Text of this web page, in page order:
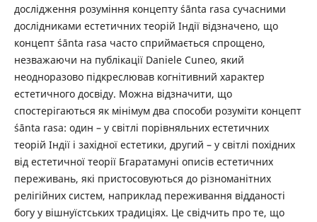
дослідження розуміння концепту śānta rasa сучасними
дослідниками естетичних теорій Індії відзначено, що
концепт śānta rasa часто сприймається спрощено,
незважаючи на публікації Daniele Cuneo, який
неодноразово підкреслював когнітивний характер
естетичного досвіду. Можна відзначити, що
спостерігаються як мінімум два способи розуміти концепт
śānta rasa: один – у світлі порівняльних естетичних
теорій Індії і західної естетики, другий – у світлі похідних
від естетичної теорії Бгаратамуні описів естетичних
переживань, які пристосовуються до різноманітних
релігійних систем, наприклад переживання відданості
богу у вішнуїстських традиціях. Це свідчить про те, що